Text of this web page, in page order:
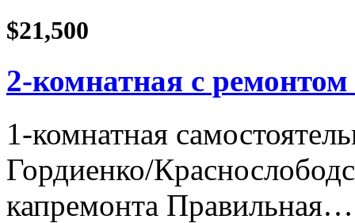
$21,500
2-комнатная с
1-комнатная
Гордиенко/
капремонта Правильная…